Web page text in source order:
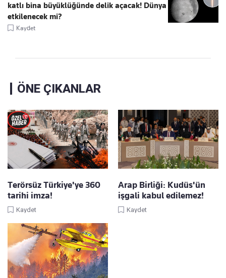
katlı bina büyüklüğünde delik açacak! Dünya
etkilenecek mi?
Kaydet
ÖNE ÇIKANLAR
Terörsüz Türkiye'ye 360
tarihi imza!
Kaydet
Arap Birliği: Kudüs'ün
işgali kabul edilemez!
Kaydet